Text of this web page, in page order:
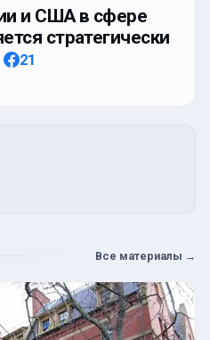
и США в сфере
стратегически
21
Все материалы →